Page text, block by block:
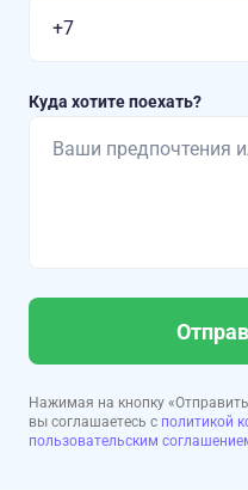
Куда хотите поехать?
Нажимая на кнопку
вы соглашаетесь с политикой
пользовательским